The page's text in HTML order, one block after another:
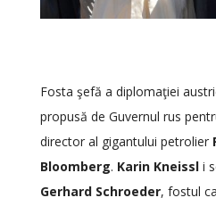
Fosta şefă a diplomaţiei
propusă de Guvernul rus
director al gigantului petrolier
Bloomberg. Karin Kneissli
Gerhard Schroeder, fostul